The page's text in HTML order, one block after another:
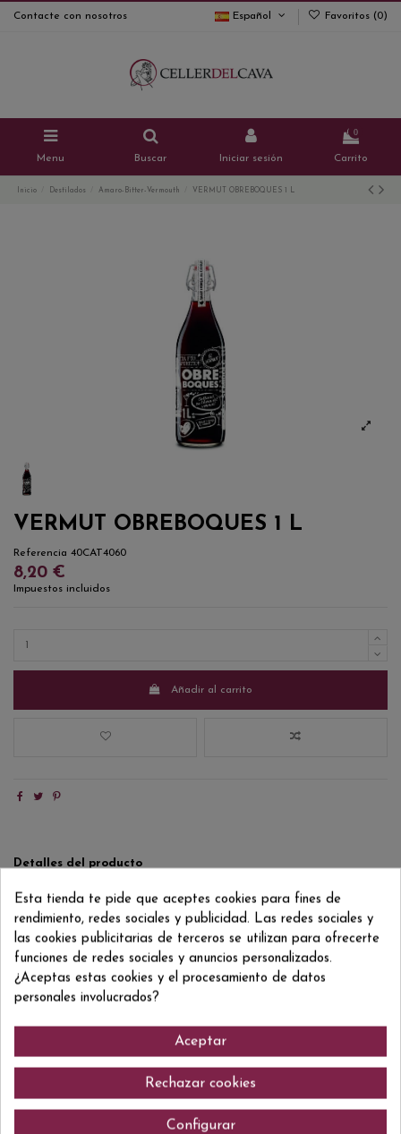
Contacte con nosotros Español Favoritos (0)
Menu Buscar Iniciar sesión
0
Carrito
Inicio Destilados Amaro-Bitter-Vermouth VERMUT OBREBOQUES 1 L
VERMUT OBREBOQUES 1 L
Referencia 40CAT4060
8,20 €
Impuestos incluidos
Añadir al carrito
Detalles del producto
Reviews(0)
ean13 8437009753941
No hay reseñas de clientes en este momento.
Esta tienda te pide que aceptes cookies para fines de
rendimiento, redes sociales y publicidad. Las redes sociales y
las cookies publicitarias de terceros se utilizan para ofrecerte
funciones de redes sociales y anuncios personalizados.
¿Aceptas estas cookies y el procesamiento de datos
personales involucrados?
Aceptar
Rechazar cookies
Configurar